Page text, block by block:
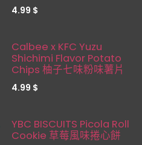
4.99 $
新品！
Calbee x KFC Yuzu
Shichimi Flavor Potato
Chips 柚子七味粉味薯片
4.99 $
新品！
YBC BISCUITS Picola Roll
Cookie 草莓風味捲心餅